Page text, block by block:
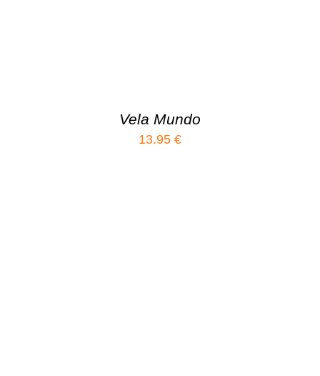
Vela Mundo
13.95 €